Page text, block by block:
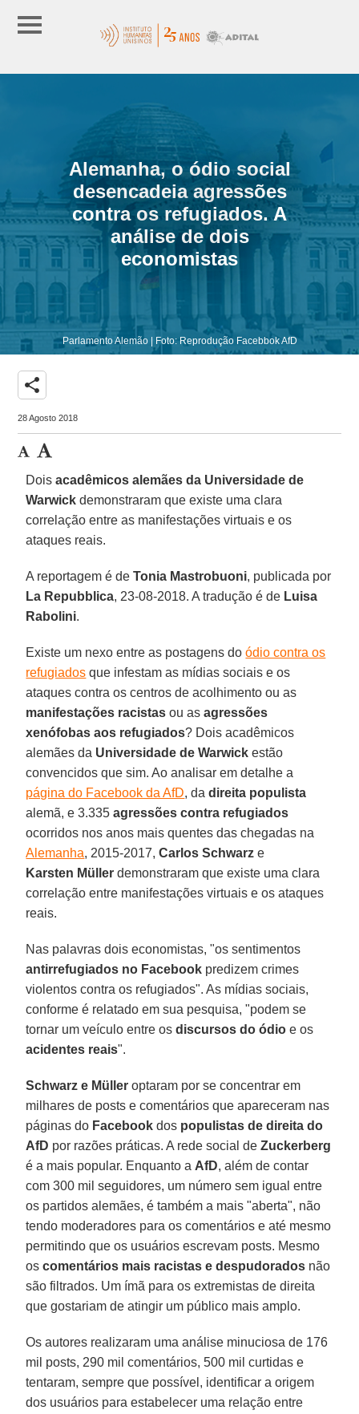
Alemanha, o ódio social
desencadeia agressões
contra os refugiados. A
análise de dois
economistas
Parlamento Alemão | Foto: Reprodução Facebbok AfD
share
28 Agosto 2018
Doisacadêmicos alemães da Universidade de
Warwick demonstraram que existe uma clara
correlação entre as manifestações virtuais e os
ataques reais.
A reportagem é deTonia Mastrobuoni, publicada por
La Repubblica, 23-08-2018. A tradução é de Luisa
Rabolini.
Existe um nexo entre as postagens doódio contra os
refugiados que infestam as mídias sociais e os
ataques contra os centros de acolhimento ou as
manifestações racistas ou asagressões
xenófobas aos refugiados? Dois acadêmicos
alemães da Universidade de Warwick estão
convencidos que sim. Ao analisar em detalhe a
página do Facebook da AfD, da direita populista
alemã, e 3.335agressões contra refugiados
ocorridos nos anos mais quentes das chegadas na
Alemanha, 2015-2017,Carlos Schwarz e
Karsten Müller demonstraram que existe uma clara
correlação entre manifestações virtuais e os ataques
reais.
Nas palavras dois economistas, "os sentimentos
antirrefugiados no Facebook predizem crimes
violentos contra os refugiados". As mídias sociais,
conforme é relatado em sua pesquisa, "podem se
tornar um veículo entre osdiscursos do ódio e os
acidentes reais".
Schwarz e Müller optaram por se concentrar em
milhares de posts e comentários que apareceram nas
páginas do Facebook dos populistas de direita do
AfD por razões práticas. A rede social deZuckerberg
é a mais popular. Enquanto a AfD, além de contar
com 300 mil seguidores, um número sem igual entre
os partidos alemães, é também a mais "aberta", não
tendo moderadores para os comentários e até mesmo
permitindo que os usuários escrevam posts. Mesmo
oscomentários mais racistas e despudorados não
são filtrados. Um ímã para os extremistas de direita
que gostariam de atingir um público mais amplo.
Os autores realizaram uma análise minuciosa de 176
mil posts, 290 mil comentários, 500 mil curtidas e
tentaram, sempre que possível, identificar a origem
dos usuários para estabelecer uma relação entre